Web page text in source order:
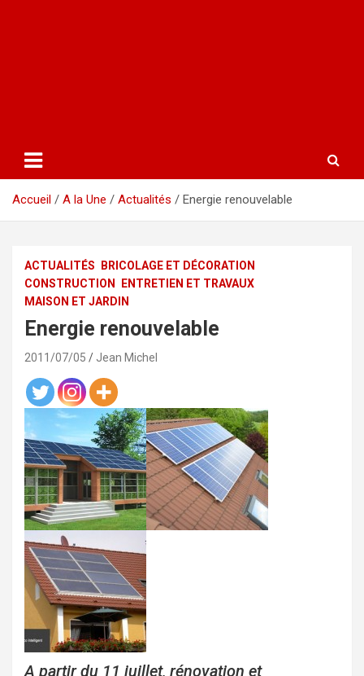
Accueil A la Une Actualités Energie renouvelable
ACTUALITÉS
BRICOLAGE ET DÉCORATION
CONSTRUCTION
ENTRETIEN ET TRAVAUX
MAISON ET JARDIN
Energie renouvelable
2011/07/05 Jean Michel
A partir du 11 juillet, rénovation et